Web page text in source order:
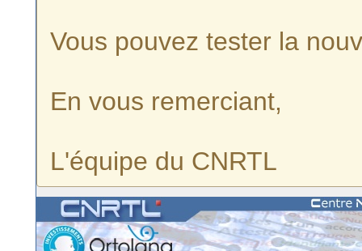
Vous pouvez tester la
En vous remerciant,
L'équipe du CNRTL